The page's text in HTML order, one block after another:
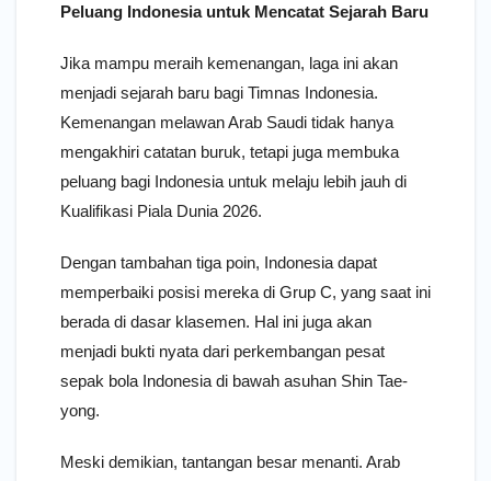
Peluang Indonesia untuk Mencatat Sejarah Baru
Jika mampu meraih kemenangan, laga ini akan
menjadi sejarah baru bagi Timnas Indonesia.
Kemenangan melawan Arab Saudi tidak hanya
mengakhiri catatan buruk, tetapi juga membuka
peluang bagi Indonesia untuk melaju lebih jauh di
Kualifikasi Piala Dunia 2026.
Dengan tambahan tiga poin, Indonesia dapat
memperbaiki posisi mereka di Grup C, yang saat ini
berada di dasar klasemen. Hal ini juga akan
menjadi bukti nyata dari perkembangan pesat
sepak bola Indonesia di bawah asuhan Shin Tae-
yong.
Meski demikian, tantangan besar menanti. Arab